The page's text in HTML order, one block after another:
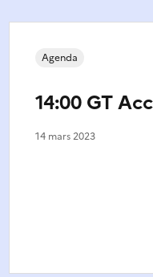
14:00 GT
Agenda
14 mars 2023